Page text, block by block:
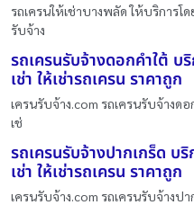
รถเครนให้เช่าบางพลัด ให้บริการโ
รับจ้าง
รถเครนรับจ้างดอกคำใต้ บ
เช่า ให้เช่ารถเครน ราคาถูก
เครนรับจ้าง.com รถเครนรับจ้างด
เช่
รถเครนรับจ้างปากเกร็ด บ
เช่า ให้เช่ารถเครน ราคาถูก
เครนรับจ้าง.com รถเครนรับจ้างป